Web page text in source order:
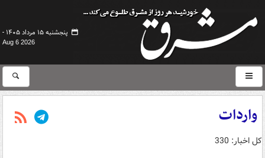
پنجشنبه ۱۵ مرداد ۱۴۰۵ -
Aug 6 2026
واردات
کل اخبار: 330